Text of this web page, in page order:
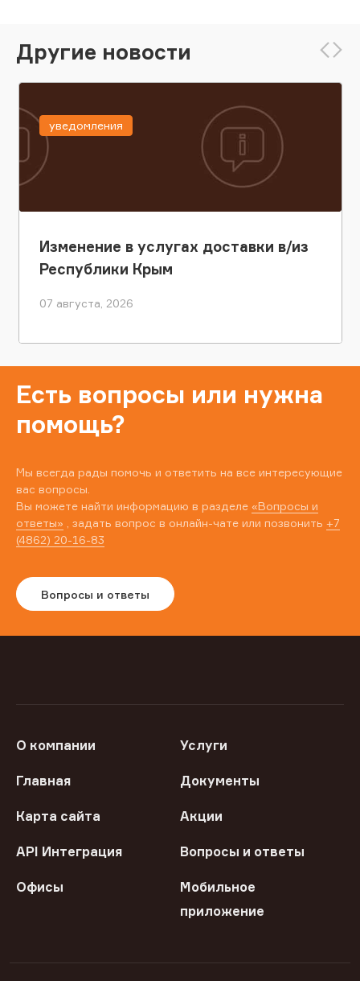
Другие новости
Изменение в услугах доставки в/из
Республики Крым
07 августа, 2026
уведомления
Есть вопросы или нужна
помощь?
Мы всегда рады помочь и ответить на все интересующие
вас вопросы.
Вы можете найти информацию в разделе «Вопросы и
ответы» , задать вопрос в онлайн-чате или позвонить +7
(4862) 20-16-83
Вопросы и ответы
О компании Услуги
Главная Документы
Карта сайта Акции
API Интеграция Вопросы и ответы
Офисы
Мобильное
приложение